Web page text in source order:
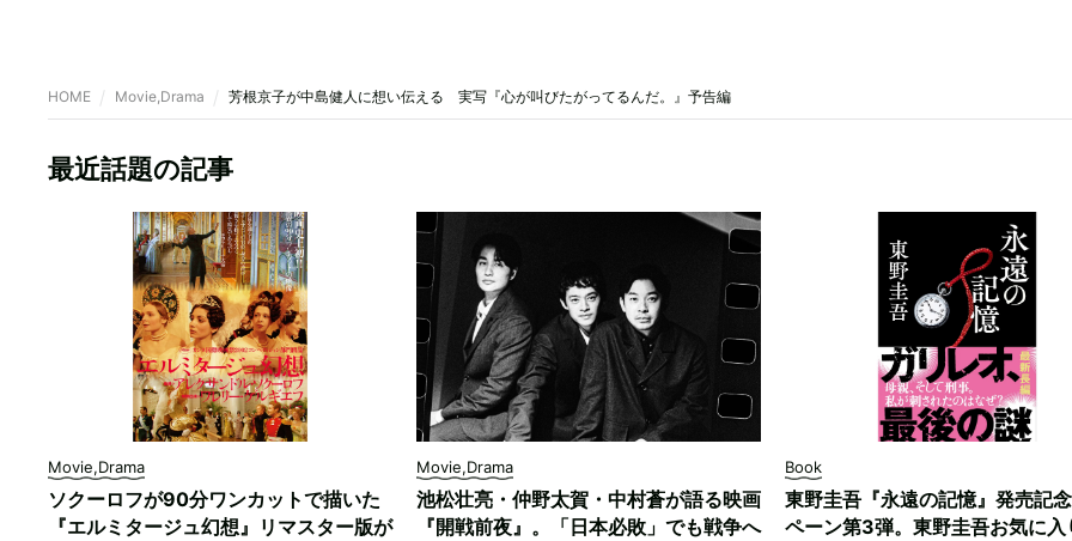
HOME Movie,Drama 芳根京子が中島健人に想い伝える 実写『心が叫びたがってるんだ。』予告編
最近話題の記事
Movie,Drama
ソクーロフが90分ワンカットで描いた
『エルミタージュ幻想』リマスター版が
Movie,Drama
池松壮亮・仲野太賀・中村蒼が語る映画
『開戦前夜』。「日本必敗」でも戦争へ
Book
東野圭吾『永遠の記憶』発売記
ペーン第3弾。東野圭吾お気に入